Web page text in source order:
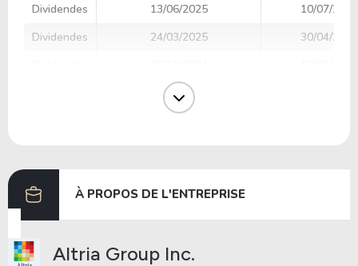
Dividendes
13/06/2025
10/07/2025
Dividendes
24/03/2025
30/04/2025
13/09/2024
À PROPOS DE L'ENTREPRISE
Altria Group Inc.